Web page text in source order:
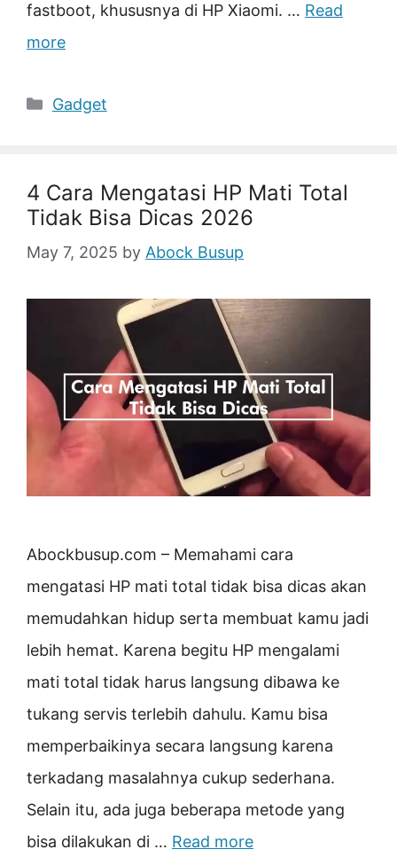
fastboot, khususnya di HP Xiaomi. … Read
more
Categories
Gadget
4 Cara Mengatasi HP Mati Total
Tidak Bisa Dicas 2026
May 7, 2025 by Abock Busup
Abockbusup.com – Memahami cara
mengatasi HP mati total tidak bisa dicas akan
memudahkan hidup serta membuat kamu jadi
lebih hemat. Karena begitu HP mengalami
mati total tidak harus langsung dibawa ke
tukang servis terlebih dahulu. Kamu bisa
memperbaikinya secara langsung karena
terkadang masalahnya cukup sederhana.
Selain itu, ada juga beberapa metode yang
bisa dilakukan di … Read more